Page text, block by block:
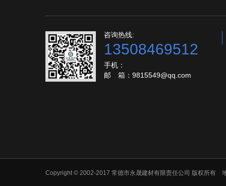
咨询热线:
13508469512
手机：
邮 箱：9815549@qq.com
Copyright © 2002-2017 常德市永晟建材有限责任公司 版权所有